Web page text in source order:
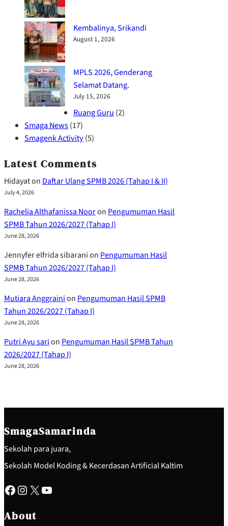
Kembalinya, Srikandi
August 1, 2026
MPLS 2026, Genderang
Selamat Datang.
July 15, 2026
Ruang Guru (2)
Smaga News(17)
Smagenk Activity(5)
Latest Comments
Hidayaton Daftar Ulang SPMB 2026 (Tahap I & II)
July 4, 2026
Rachelia Althafanissa Nooron Pengumuman Hasil
SPMB Tahun 2026/2027 (Tahap I)
June 28, 2026
Jennyfer elfrida sibaranion Pengumuman Hasil
SPMB Tahun 2026/2027 (Tahap I)
June 28, 2026
Mutiara Anggrainion Pengumuman Hasil SPMB
Tahun 2026/2027 (Tahap I)
June 28, 2026
Putri Ayu sarion Pengumuman Hasil SPMB Tahun
2026/2027 (Tahap I)
June 28, 2026
SmagaSamarinda
Sekolah para juara,
Sekolah Model Koding & Kecerdasan Artificial Kaltim
Facebook Instagram X YouTube
About